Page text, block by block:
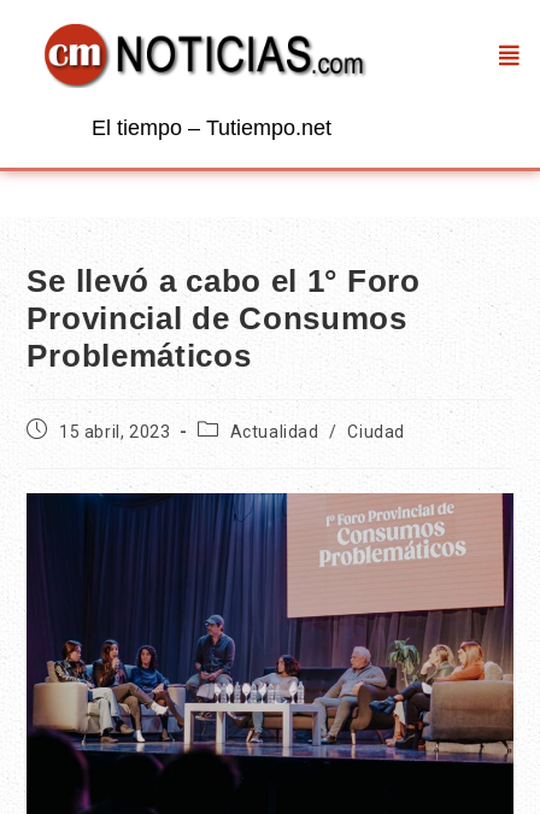
El tiempo – Tutiempo.net
Se llevó a cabo el 1° Foro
Provincial de Consumos
Problemáticos
15 abril, 2023 Actualidad / Ciudad